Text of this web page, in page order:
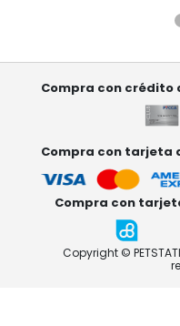
Compra con crédito
Compra con tarjeta
Compra con
Copyright ©